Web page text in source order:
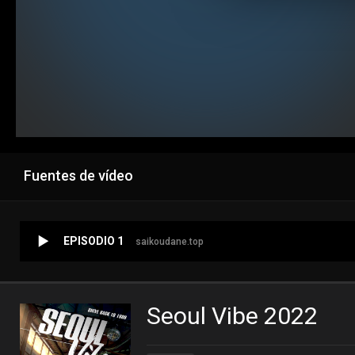
Fuentes de vídeo
EPISODIO 1 saikoudane.top
Seoul Vibe 2022